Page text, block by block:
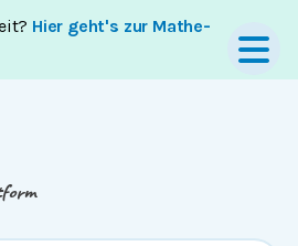
Hier geht's zur Mathe-
Footer